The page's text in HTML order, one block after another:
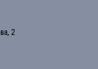
2